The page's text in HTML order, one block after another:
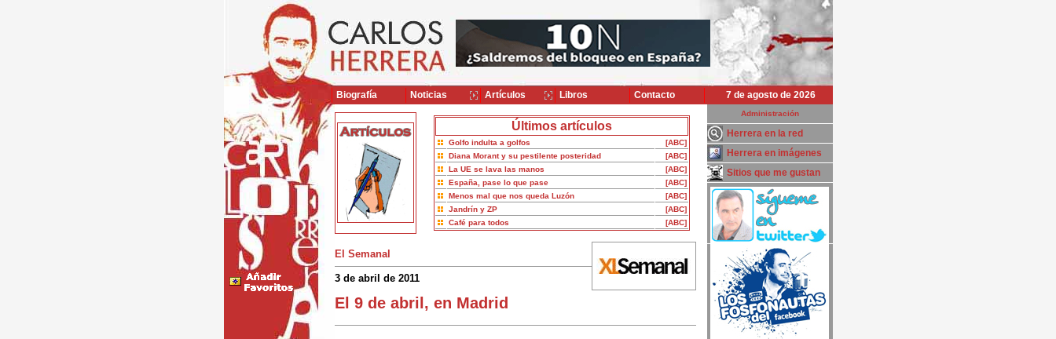
7 de agosto de 2026
Últimos artículos
Golfo indulta a golfos
[ABC]
Diana Morant y su pestilente posteridad
[ABC]
La UE se lava las manos
[ABC]
España, pase lo que pase
[ABC]
Menos mal que nos queda Luzón
[ABC]
Jandrín y ZP
[ABC]
Café para todos
[ABC]
El Semanal
3 de abril de 2011
El 9 de abril, en Madrid
Administración
Herrera en la red
Herrera en imágenes
Sitios que me gustan
Biografía Noticias Artículos Libros Contacto